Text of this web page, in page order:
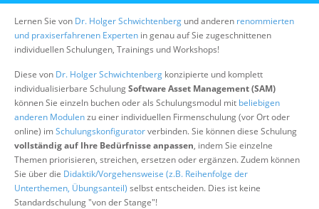
Über uns
Suche
Lernen Sie von Dr. Holger Schwichtenberg und anderen renommierten
und praxiserfahrenen Experten in genau auf Sie zugeschnittenen
individuellen Schulungen, Trainings und Workshops!
Diese von Dr. Holger Schwichtenberg konzipierte und komplett
individualisierbare SchulungSoftware Asset Management (SAM)
können Sie einzeln buchen oder als Schulungsmodul mit beliebigen
anderen Modulenzu einer individuellen Firmenschulung (vor Ort oder
online) imSchulungskonfiguratorverbinden. Sie können diese Schulung
vollständig auf Ihre Bedürfnisse anpassen, indem Sie einzelne
Themen priorisieren, streichen, ersetzen oder ergänzen. Zudem können
Sie über die Didaktik/Vorgehensweise (z.B. Reihenfolge der
Unterthemen, Übungsanteil) selbst entscheiden. Dies ist keine
Standardschulung "von der Stange"!